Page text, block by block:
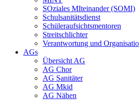
SOziales MIteinander (SOMI)
Schulsanitätsdienst
Schüleraufsichtsmentoren
Streitschlichter
Verantwortung und
AGs
Übersicht AG
AG Chor
AG Sanitäter
AG Mkid
AG Nähen